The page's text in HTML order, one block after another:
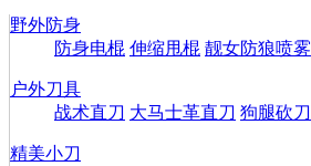
野外防身
防身电棍 伸缩甩棍 靓女防狼喷雾
户外刀具
战术直刀 大马士革直刀 狗腿砍刀
精美小刀